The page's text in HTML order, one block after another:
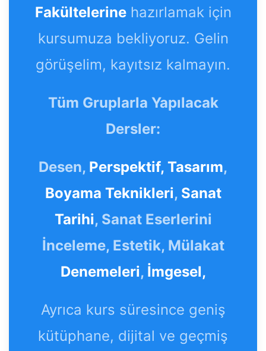
Fakültelerinehazırlamak için
kursumuza bekliyoruz. Gelin
görüşelim, kayıtsız kalmayın.
Tüm Gruplarla Yapılacak
Dersler:
Desen, Perspektif, Tasarım,
Boyama Teknikleri, Sanat
Tarihi, Sanat Eserlerini
İnceleme, Estetik, Mülakat
Denemeleri, İmgesel,
Ayrıca kurs süresince geniş
kütüphane, dijital ve geçmiş